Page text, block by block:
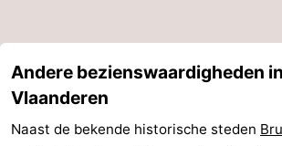
Andere bezienswaardigheden
Vlaanderen
Naast de bekende historische steden